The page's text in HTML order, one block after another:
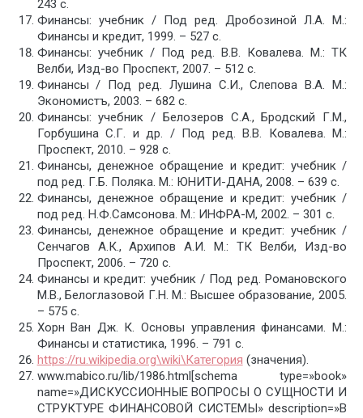
243 с.
Финансы: учебник / Под ред. Дробозиной Л.А. М.:
Финансы и кредит, 1999. – 527 с.
Финансы: учебник / Под ред. В.В. Ковалева. М.: ТК
Велби, Изд-во Проспект, 2007. – 512 с.
Финансы / Под ред. Лушина С.И., Слепова В.А. М.:
Экономистъ, 2003. – 682 с.
Финансы: учебник / Белозеров С.А., Бродский Г.М.,
Горбушина С.Г. и др. / Под ред. В.В. Ковалева. М.:
Проспект, 2010. – 928 с.
Финансы, денежное обращение и кредит: учебник /
под ред. Г.Б. Поляка. М.: ЮНИТИ-ДАНА, 2008. – 639 с.
Финансы, денежное обращение и кредит: учебник /
под ред. Н.Ф.Самсонова. М.: ИНФРА-М, 2002. – 301 с.
Финансы, денежное обращение и кредит: учебник /
Сенчагов А.К., Архипов А.И. М.: ТК Велби, Изд-во
Проспект, 2006. – 720 с.
Финансы и кредит: учебник / Под ред. Романовского
М.В., Белоглазовой Г.Н. М.: Высшее образование, 2005.
– 575 с.
Хорн Ван Дж. К. Основы управления финансами. М.:
Финансы и статистика, 1996. – 791 с.
https://ru.wikipedia.org\wiki\Категория (значения).
www.mabico.ru/lib/1986.html[schema type=»book»
name=»ДИСКУССИОННЫЕ ВОПРОСЫ О СУЩНОСТИ И
СТРУКТУРЕ ФИНАНСОВОЙ СИСТЕМЫ» description=»В